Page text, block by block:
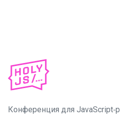
Конференция для